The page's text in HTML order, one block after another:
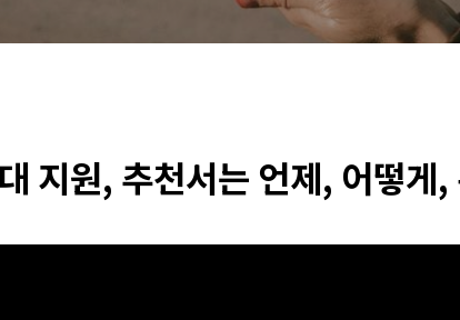
지원, 추천서는 언제, 어떻게,